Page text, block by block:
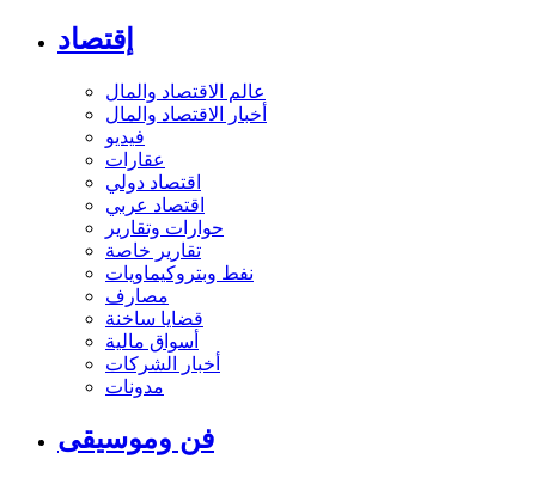
إقتصاد
عالم الاقتصاد والمال
أخبار الاقتصاد والمال
فيديو
عقارات
اقتصاد دولي
اقتصاد عربي
حوارات وتقارير
تقارير خاصة
نفط وبتروكيماويات
مصارف
قضايا ساخنة
أسواق مالية
أخبار الشركات
مدونات
فن وموسيقى